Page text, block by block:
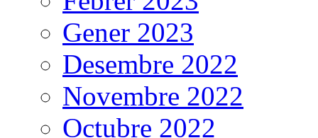
Gener 2023
Desembre 2022
Novembre 2022
Octubre 2022